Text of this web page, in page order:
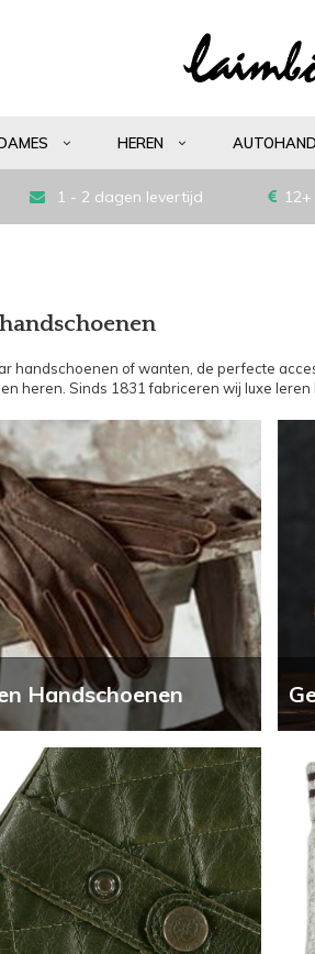
HEREN
1 - 2 dagen levertijd
handschoenen of wanten, de perfecte
heren. Sinds 1831 fabriceren wij luxe
Handschoenen